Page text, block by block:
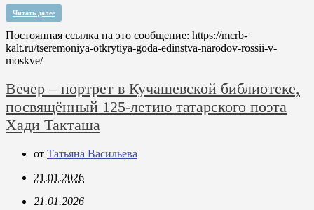
Читать далее
Постоянная ссылка на это сообщение: https://mcrb-
kalt.ru/tseremoniya-otkrytiya-goda-edinstva-narodov-rossii-v-
moskve/
Вечер – портрет в Кучашевской библиотеке,
посвящённый 125-летию татарского поэта
Хади Такташа
от Татьяна Васильева
21.01.2026
21.01.2026